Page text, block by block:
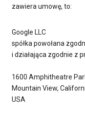
zawiera umowę, to:
Google LLC
spółka powołana
i działająca zgodnie z
1600 Amphitheatre
Mountain View,
USA